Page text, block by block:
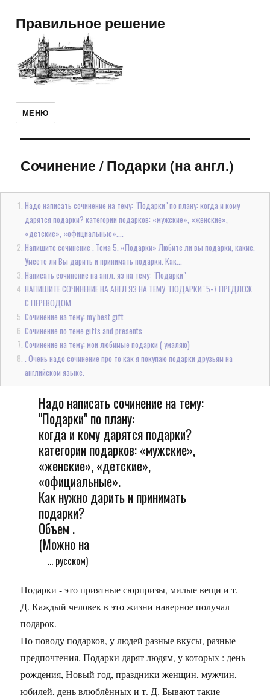
Правильное решение
МЕНЮ
Сочинение/Подарки (на англ.)
Надо написать сочинение на тему: "Подарки" по плану: когда и кому
дарятся подарки? категории подарков: «мужские», «женские»,
«детские», «официальные»....
Напишите сочинение . Тема 5. «Подарки» Любите ли вы подарки, какие.
Умеете ли Вы дарить и принимать подарки. Как...
Написать сочинение на англ. яз на тему: "Подарки"
НАПИШИТЕ СОЧИНЕНИЕ НА АНГЛ ЯЗ НА ТЕМУ "ПОДАРКИ" 5-7 ПРЕДЛОЖ
С ПЕРЕВОДОМ
Сочинение на тему: my best gift
Сочинение по теме gifts and presents
Сочинение на тему: мои любимые подарки ( умаляю)
. Очень надо сочинение про то как я покупаю подарки друзьям на
английском языке.
Надо написать сочинение на тему:
"Подарки" по плану:
когда и кому дарятся подарки?
категории подарков: «мужские»,
«женские», «детские»,
«официальные».
Как нужно дарить и принимать
подарки?
Объем .
(Можно на
... русском)
Подарки - это приятные сюрпризы, милые вещи и т.
Д. Каждый человек в это жизни наверное получал
подарок.
По поводу подарков, у людей разные вкусы, разные
предпочтения. Подарки дарят людям, у которых : день
рождения, Новый год, праздники женщин, мужчин,
юбилей, день влюблённых и т. Д. Бывают такие